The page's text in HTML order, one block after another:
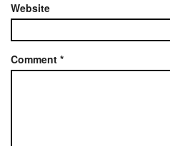
Website
Comment *